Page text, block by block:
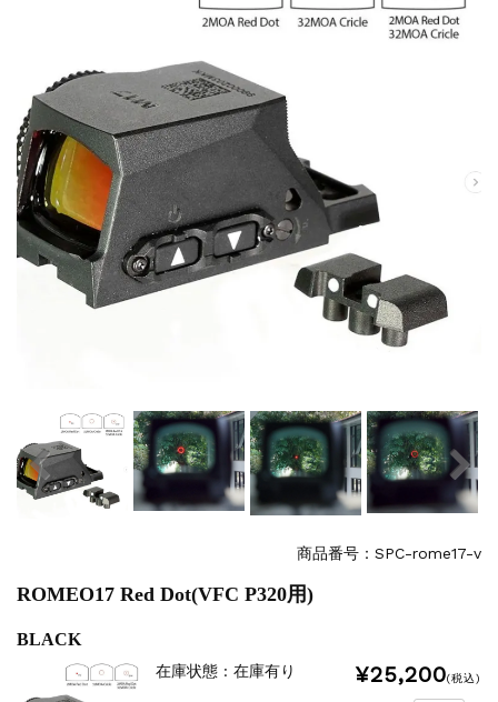
2025.8.28
ちょっと面白い電動416修理...
商品番号：SPC-rome17-v
ROMEO17 Red Dot(VFC P320用)
BLACK
在庫状態 : 在庫有り ¥25,200(税込)